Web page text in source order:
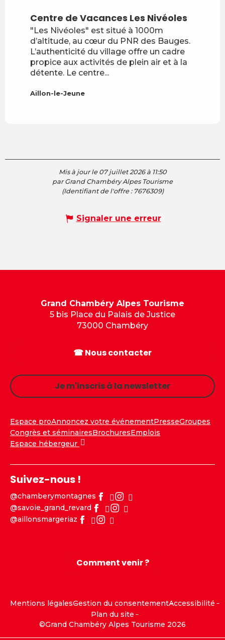
Centre de Vacances Les Nivéoles
"Les Nivéoles" est situé à 1000m
d’altitude, au cœur du PNR des Bauges.
L’authenticité du village offre un cadre
propice aux activités de plein air et à la
détente. Le centre...
Aillon-le-Jeune
Réservable
Mis à jour le 07 juillet 2026 à 11:50
par Grand Chambéry Alpes Tourisme
(Identifiant de l'offre : 7676309)
Signaler une erreur
Grand Chambéry Alpes Tourisme
5 bis Place du Palais de Justice
73000 Chambéry
☎ Nous contacter
Je m'inscris à la newsletter
Espace proAnnoncez votre événementPresseGroupes
Congrès et séminairesBrochuresEmplois
Espace hébergeur
Suivez-nous !
@chamberymontagnes
@savoie_grand_revard
@aillonsmargeriaz
Comment venir ?
Mentions légalesGestion du consentementAccessibilité
Plan du site
©Grand Chambéry Alpes Tourisme 2026